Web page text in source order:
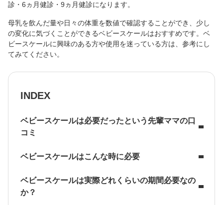
診・6ヵ月健診・9ヵ月健診になります。
母乳を飲んだ量や日々の体重を数値で確認することができ、少し
の変化に気づくことができるベビースケールはおすすめです。ベ
ビースケールに興味のある方や使用を迷っている方は、参考にし
てみてください。
INDEX
ベビースケールは必要だったという先輩ママの口
コミ
ベビースケールはこんな時に必要
ベビースケールは実際どれくらいの期間必要なの
か？